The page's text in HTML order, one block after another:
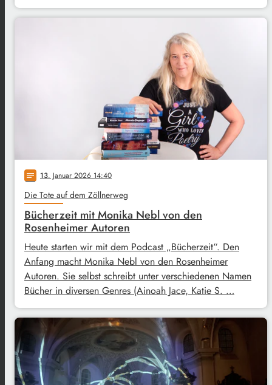
notes 13. Januar 2026 14:40
Die Tote auf dem Zöllnerweg
Bücherzeit mit Monika Nebl von den
Rosenheimer Autoren
Heute starten wir mit dem Podcast „Bücherzeit“. Den
Anfang macht Monika Nebl von den Rosenheimer
Autoren. Sie selbst schreibt unter verschiedenen Namen
Bücher in diversen Genres (Ainoah Jace, Katie S. …